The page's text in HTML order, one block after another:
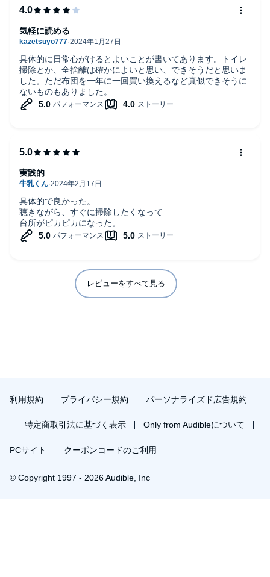
あり通学路になっており数年前に大雪が降った時、近所の人
達が通学路を雪かきしました。(私は寝ていました)その夏か
ら私は通学路の雑草取りをしました。一晩45リットル袋2袋
をノルマにしました。Amazonでレッドレンザーの照明器を
ます。この本で公共のトイレの掃除を薦めていますが雑草取
りもそれに通じるものがあるかなと自分なりに思ってます。
これから外出時には大便トイレに入り掃除するつもりです。
また人の悪口を言わない事も共感出来ます。私の母は昭和の
気質で人前で特に私を小さい時から褒めてくれませんでした
ないと心に決めています。この本で0か100しかないと言って
ますがこの点には共感出来ませんでした。ゼロサム思考で無
く中間の50でもいいかなと個人的に思いました。
具体的に日常心がけるとよいことが書いてあります。トイレ
掃除とか、全捨離は確かによいと思い、できそうだと思いま
した。ただ布団を一年に一回買い換えるなど真似できそうに
ないものもありました。
気軽に読める
具体的で良かった。
聴きながら、すぐに掃除したくなって
台所がピカピカになった。
実践的
レビューをすべて見る
利用規約 プライバシー規約 パーソナライズド広告規約
特定商取引法に基づく表示 Only from Audibleについて
PCサイト クーポンコードのご利用
© Copyright 1997 - 2026 Audible, Inc